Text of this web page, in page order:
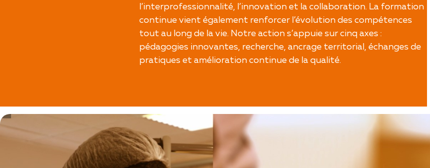
l’interprofessionnalité, l’innovation et la collaboration. La formation
continue vient également renforcer l’évolution des compétences
tout au long de la vie. Notre action s’appuie sur cinq axes :
pédagogies innovantes, recherche, ancrage territorial, échanges de
pratiques et amélioration continue de la qualité.